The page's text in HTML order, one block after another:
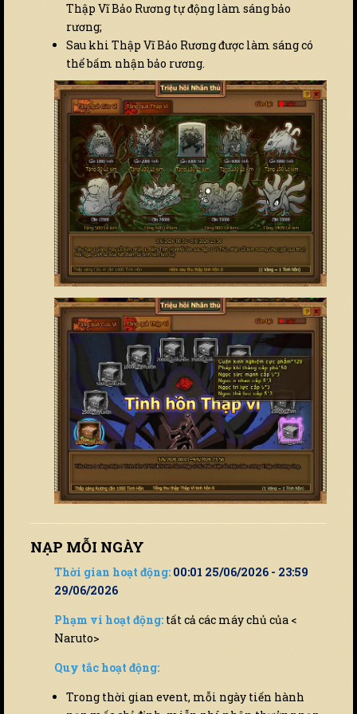
Thập Vĩ Bảo Rương tự động làm sáng bảo
rương;
Sau khi Thập Vĩ Bảo Rương được làm sáng có
thể bấm nhận bảo rương.
NẠP MỖI NGÀY
Thời gian hoạt động: 00:01 25/06/2026 - 23:59
29/06/2026
Phạm vi hoạt động: tất cả các máy chủ của <
Naruto>
Quy tắc hoạt động:
Trong thời gian event, mỗi ngày tiến hành